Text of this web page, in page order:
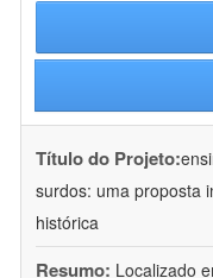
Título do Projeto:
surdos: uma proposta
histórica
Resumo: Localizado